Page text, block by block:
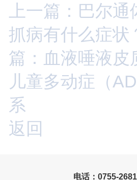
上一篇：巴尔
抓病有什么症状
篇：血液唾液皮
儿童多动症（
系
返回
电话：0755-